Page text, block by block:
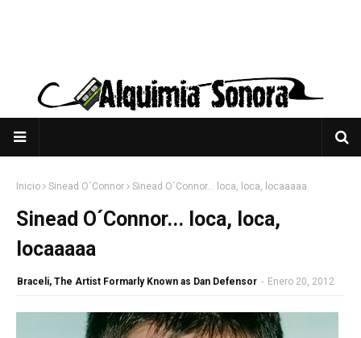
Inicio Sinead O´Connor Sinead O´Connor... loca, loca, locaaaaa
Sinead O´Connor... loca, loca,
locaaaaa
Braceli, The Artist Formarly Known as Dan Defensor - Enero 20, 2012